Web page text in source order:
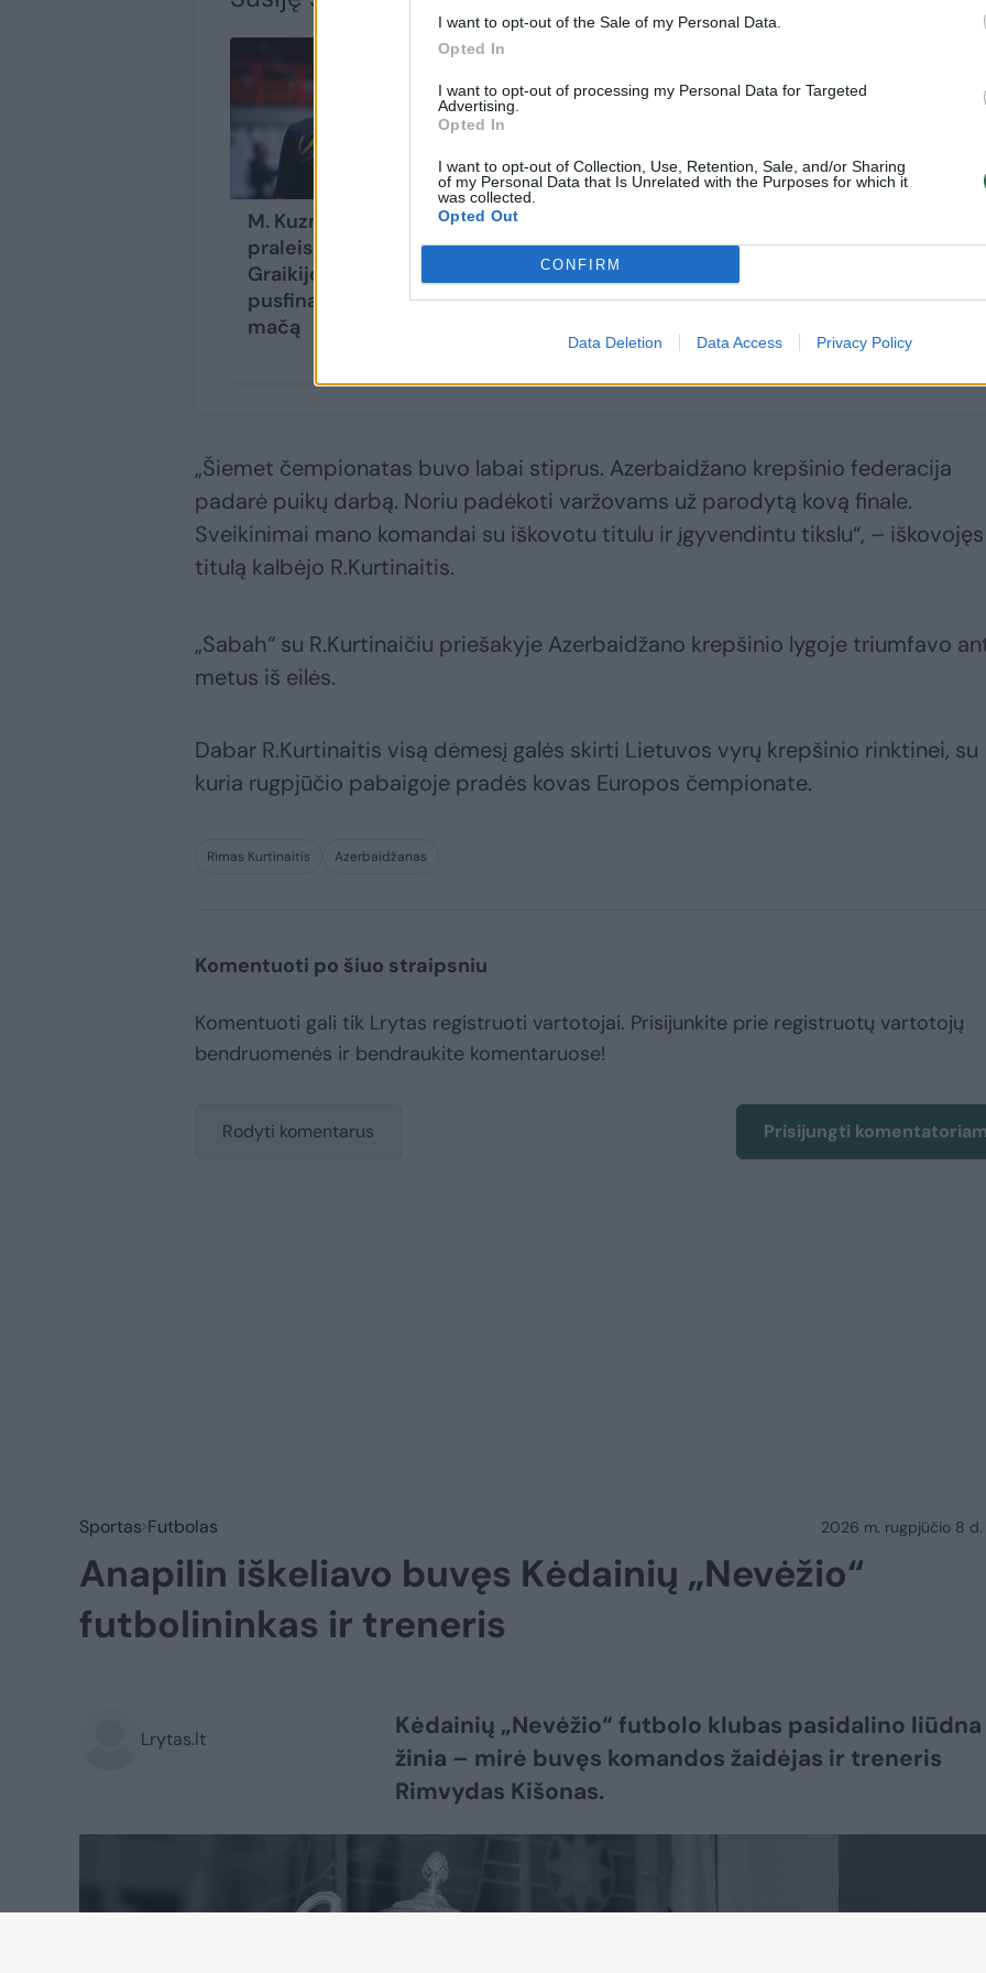
I want to opt-out of the Sale of my Personal Data.
Opted In
I want to opt-out of processing my Personal Data for Targeted
Advertising.
Opted In
I want to opt-out of Collection, Use, Retention, Sale, and/or Sharing
of my Personal Data that Is Unrelated with the Purposes for which it
was collected.
Opted Out
CONFIRM
Data Deletion Data Access Privacy Policy
M. Kuzminskas
praleis antrąjį
Graikijos lygos
pusfinalio serijos
mačą
Ant NBA slenksčio
esantis K. Jakučionis:
„Nesi tikras
krepšininkas, jei
nežais sunkią traumą
lyderis
„Šiemet čempionatas buvo labai stiprus. Azerbaidžano krepšinio federacija
padarė puikų darbą. Noriu padėkoti varžovams už parodytą kovą finale.
Sveikinimai mano komandai su iškovotu titulu ir įgyvendintu tikslu“, – iškovojęs
titulą kalbėjo R.Kurtinaitis.
„Sabah“ su R.Kurtinaičiu priešakyje Azerbaidžano krepšinio lygoje triumfavo
metus iš eilės.
Dabar R.Kurtinaitis visą dėmesį galės skirti Lietuvos vyrų krepšinio rinktinei, su
kuria rugpjūčio pabaigoje pradės kovas Europos čempionate.
Rimas Kurtinaitis Azerbaidžanas
Komentuoti po šiuo straipsniu
Komentuoti gali tik Lrytas registruoti vartotojai. Prisijunkite prie registruotų vartotojų
bendruomenės ir bendraukite komentaruose!
Rodyti komentarus Prisijungti
Sportas Futbolas 2026 m. rugpjūčio 8 d.
Anapilin iškeliavo buvęs Kėdainių „Nevėžio“
futbolininkas ir treneris
Lrytas.lt
Kėdainių „Nevėžio“ futbolo klubas pasidalino liūdna
žinia – mirė buvęs komandos žaidėjas ir treneris
Rimvydas Kišonas.